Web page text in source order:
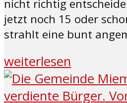
nicht richtig
jetzt noch 15 oder
strahlt eine bunt
weiterlesen